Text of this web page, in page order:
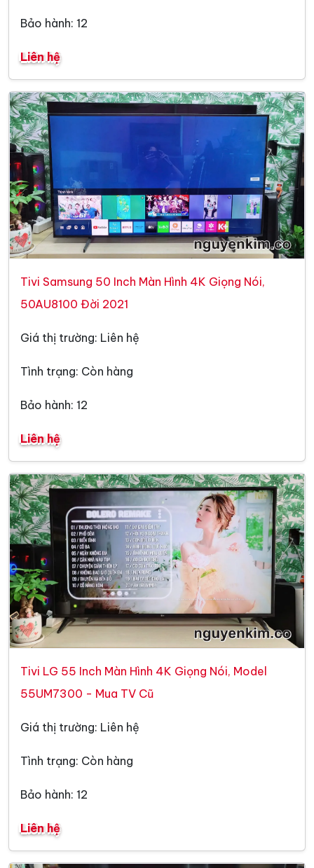
Bảo hành: 12
Liên hệ
Tivi Samsung 50 Inch Màn Hình 4K Giọng Nói,
50AU8100 Đời 2021
Giá thị trường: Liên hệ
Tình trạng: Còn hàng
Bảo hành: 12
Liên hệ
Tivi LG 55 Inch Màn Hình 4K Giọng Nói, Model
55UM7300 - Mua TV Cũ
Giá thị trường: Liên hệ
Tình trạng: Còn hàng
Bảo hành: 12
Liên hệ